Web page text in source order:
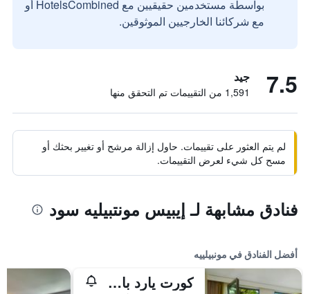
بواسطة مستخدمين حقيقيين مع HotelsCombined أو
مع شركائنا الخارجيين الموثوقين.
7.5 جيد
1,591 من التقييمات تم التحقق منها
لم يتم العثور على تقييمات. حاول إزالة مرشح أو تغيير بحثك أو
مسح كل شيء لعرض التقييمات.
فنادق مشابهة لـ إيبيس مونتبيليه سود
أفضل الفنادق في مونبيلييه
كورت يارد باي ماريوت مونبلييه